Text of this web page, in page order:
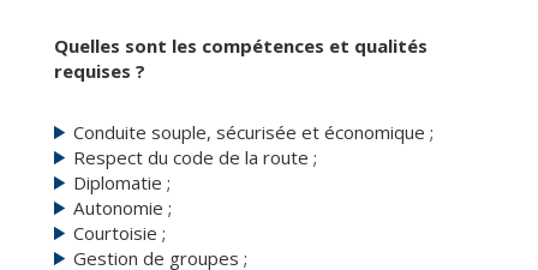
Quelles sont les compétences et qualités
requises ?
Conduite souple, sécurisée et économique ;
Respect du code de la route ;
Diplomatie ;
Autonomie ;
Courtoisie ;
Gestion de groupes ;